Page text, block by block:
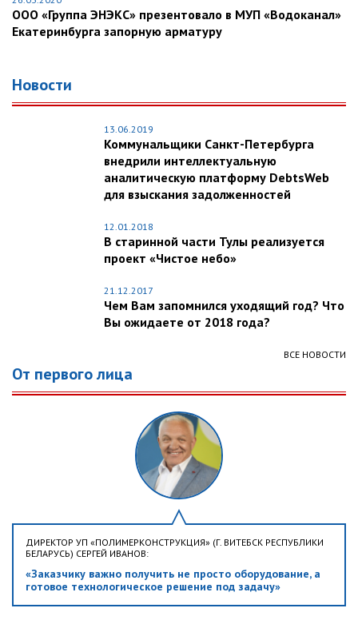
ООО «Группа ЭНЭКС» презентовало в МУП «Водоканал»
Екатеринбурга запорную арматуру
Новости
13.06.2019
Коммунальщики Санкт-Петербурга
внедрили интеллектуальную
аналитическую платформу DebtsWeb
для взыскания задолженностей
12.01.2018
В старинной части Тулы реализуется
проект «Чистое небо»
21.12.2017
Чем Вам запомнился уходящий год? Что
Вы ожидаете от 2018 года?
ВСЕ НОВОСТИ
От первого лица
ДИРЕКТОР УП «ПОЛИМЕРКОНСТРУКЦИЯ» (Г. ВИТЕБСК РЕСПУБЛИКИ
БЕЛАРУСЬ) СЕРГЕЙ ИВАНОВ:
«Заказчику важно получить не просто оборудование, а
готовое технологическое решение под задачу»